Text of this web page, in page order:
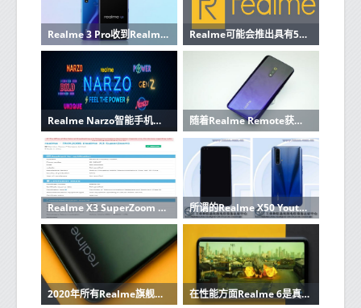
Realme 3 Pro收到Realme UI和Android 10的稳定更新 Realme可能会推出具有5000mAh电池和三摄像头的智能手机
Realme Narzo智能手机系列即将发布，将在Poco和Redmi上亮相 随着Realme Remote获得蓝牙认证 Realme TV又迈进了一步
Realme X3 SuperZoom Edition获得认证 距离推出仅几英寸 所谓的Realme X50 Youth Edition已通过TENAA认证
2020年所有Realme旗舰都将具有高刷新率显示屏 在性能方面Realme 6是真正的Pro 这就是原因